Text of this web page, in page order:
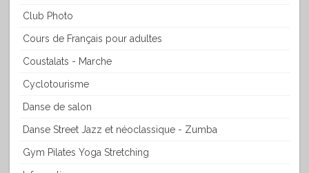
Club Photo
Cours de Français pour adultes
Coustalats - Marche
Cyclotourisme
Danse de salon
Danse Street Jazz et néoclassique - Zumba
Gym Pilates Yoga Stretching